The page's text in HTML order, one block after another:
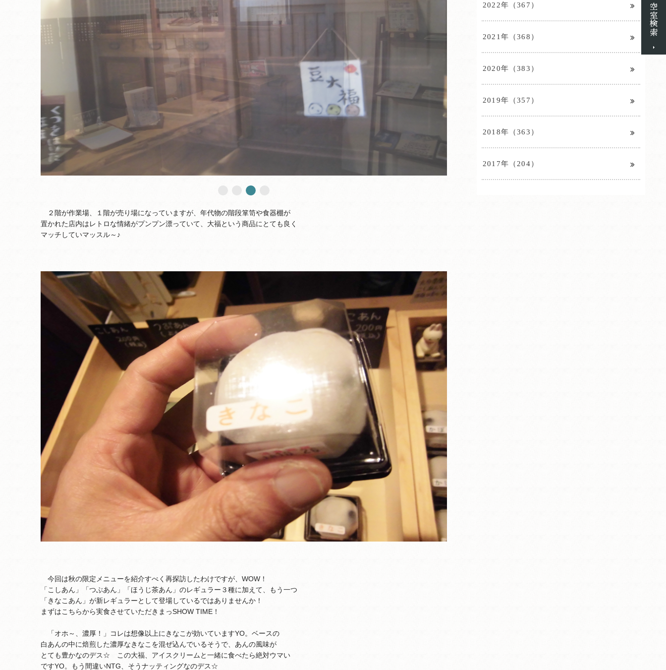
２階が作業場、１階が売り場になっていますが、年代物の階段箪笥や食器棚が
置かれた店内はレトロな情緒がプンプン漂っていて、大福という商品にとても良く
マッチしていマッスル～♪
今回は秋の限定メニューを紹介すべく再探訪したわけですが、WOW！
「こしあん」「つぶあん」「ほうじ茶あん」のレギュラー３種に加えて、もう一つ
「きなこあん」が新レギュラーとして登場しているではありませんか！
まずはこちらから実食させていただきまっSHOW TIME！
「オホ～、濃厚！」コレは想像以上にきなこが効いていますYO。ベースの
白あんの中に焙煎した濃厚なきなこを混ぜ込んでいるそうで、あんの風味が
とても豊かなのデス☆ この大福、アイスクリームと一緒に食べたら絶対ウマい
ですYO。もう間違いNTG、そうナッティングなのデス☆
2022年（367）
2021年（368）
2020年（383）
2019年（357）
2018年（363）
2017年（204）